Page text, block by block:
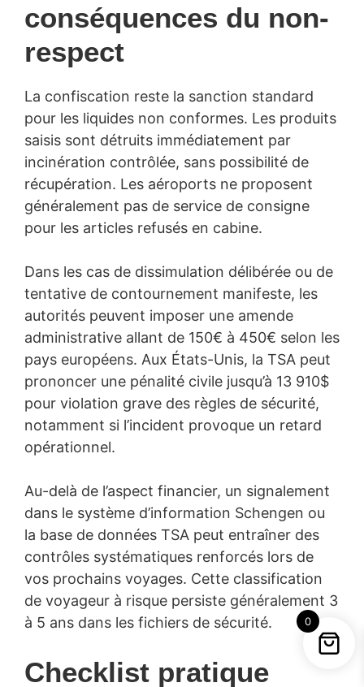
conséquences du non-
respect
La confiscation reste la sanction standard
pour les liquides non conformes. Les produits
saisis sont détruits immédiatement par
incinération contrôlée, sans possibilité de
récupération. Les aéroports ne proposent
généralement pas de service de consigne
pour les articles refusés en cabine.
Dans les cas de dissimulation délibérée ou de
tentative de contournement manifeste, les
autorités peuvent imposer une amende
administrative allant de 150€ à 450€ selon les
pays européens. Aux États-Unis, la TSA peut
prononcer une pénalité civile jusqu’à 13 910$
pour violation grave des règles de sécurité,
notamment si l’incident provoque un retard
opérationnel.
Au-delà de l’aspect financier, un signalement
dans le système d’information Schengen ou
la base de données TSA peut entraîner des
contrôles systématiques renforcés lors de
vos prochains voyages. Cette classification
de voyageur à risque persiste généralement 3
à 5 ans dans les fichiers de sécurité.
Checklist pratique
0